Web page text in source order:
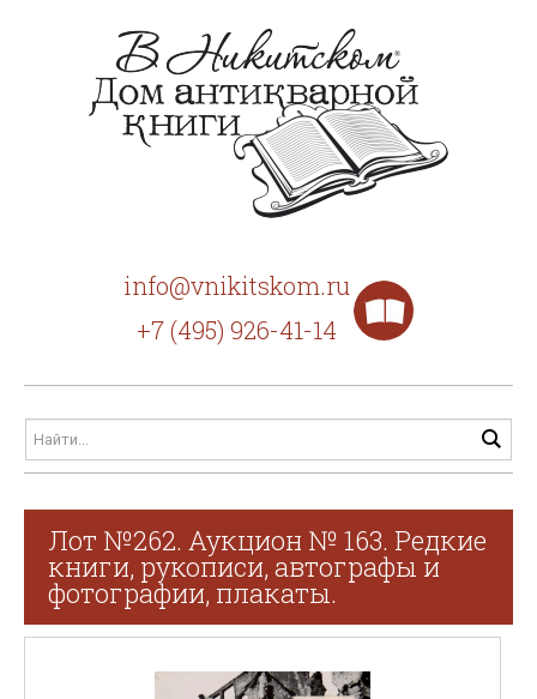
info@vnikitskom.ru
+7 (495) 926-41-14
Лот №262. Аукцион № 163. Редкие
книги, рукописи, автографы и
фотографии, плакаты.